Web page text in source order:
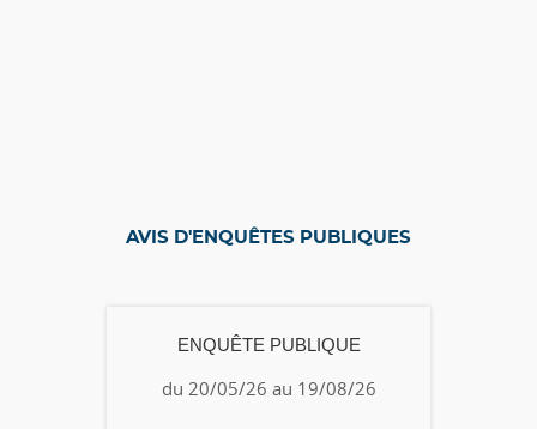
AVIS D'ENQUÊTES PUBLIQUES
ENQUÊTE PUBLIQUE
du 20/05/26 au 19/08/26